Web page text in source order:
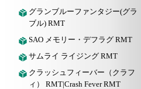
グランブルーファンタジー(グラ
ブル) RMT
SAO メモリー・デフラグ RMT
サムライ ライジング RMT
クラッシュフィーバー（クラフ
ィ） RMT|Crash Fever RMT